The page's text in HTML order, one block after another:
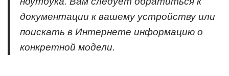
документации к вашему устройству или
поискать в Интернете информацию о
конкретной модели.